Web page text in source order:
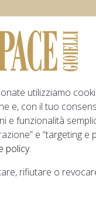
utilizziamo
e, con il tuo
e funzionalità
e “targeting e
policy.
rifiutare o